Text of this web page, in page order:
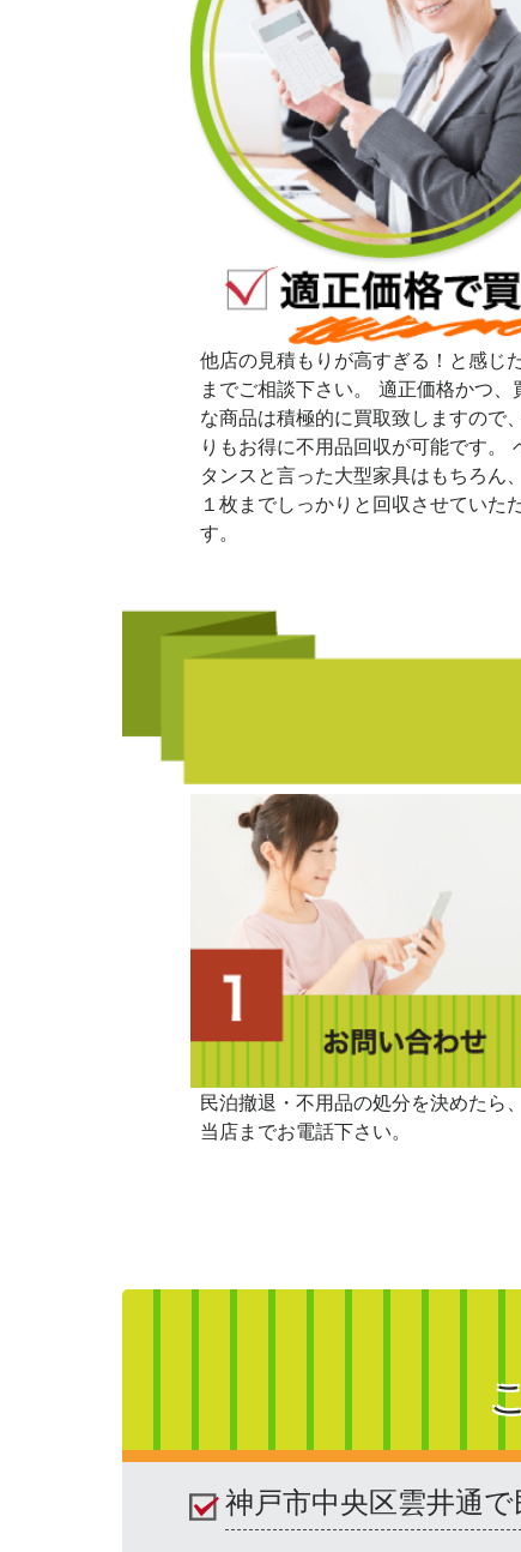
他店の見積もりが高すぎる！と感じ
までご相談下さい。 適正価格かつ、
な商品は積極的に買取致しますので
りもお得に不用品回収が可能です。
タンスと言った大型家具はもちろん
１枚までしっかりと回収させていた
す。
民泊撤退・不用品の処分を決めたら
当店までお電話下さい。
神戸市中央区雲井通